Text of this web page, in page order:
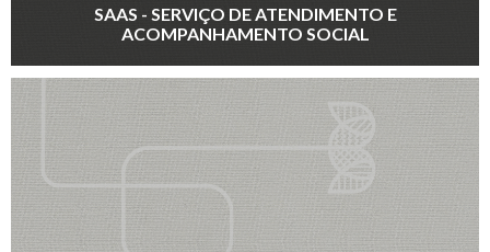
SAAS - SERVIÇO DE ATENDIMENTO E
ACOMPANHAMENTO SOCIAL